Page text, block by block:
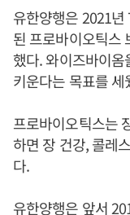
유한양행은 2021
된 프로바이오틱스
했다. 와이즈바이
키운다는 목표를 세
프로바이오틱스는
하면 장 건강, 콜레
다.
유한양행은 앞서